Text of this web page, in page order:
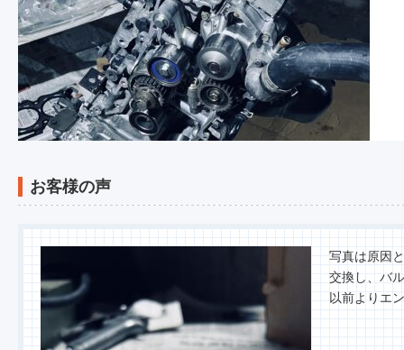
お客様の声
写真は原因
交換し、バ
以前よりエ